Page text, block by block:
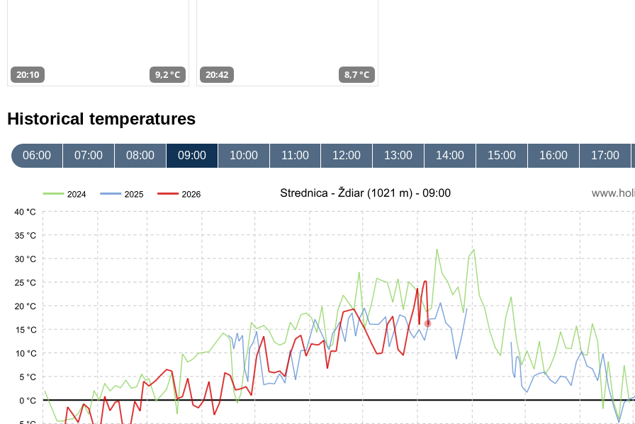
20:10 9,2 °C 20:42 8,7 °C
Historical temperatures
06:00 07:00 08:00 09:00 10:00 11:00 12:00 13:00 14:00 15:00 16:00 17:00